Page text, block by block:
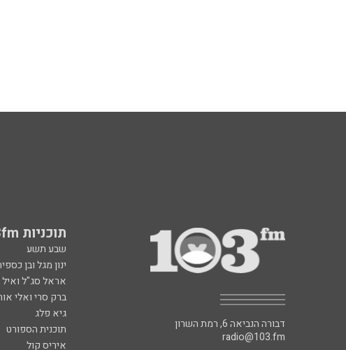
תוכניות 103fm
שבע תשע
ינון מגל ובן
אראל סג"ל ואיל
ברק סרי ואלי
גיא פלג
תוכנית הספורט
איריס קול
דבורה הנביאה 6, רמת השרון
radio@103.fm